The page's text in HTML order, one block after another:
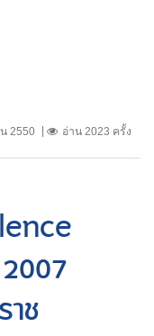
2550 อ่าน 2023 ครั้ง
ช